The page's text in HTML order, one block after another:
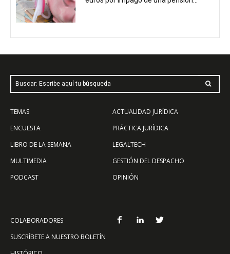
Buscar: Escribe aquí tu búsqueda
TEMAS
ENCUESTA
LIBRO DE LA SEMANA
MULTIMEDIA
PODCAST
ACTUALIDAD JURÍDICA
PRÁCTICA JURÍDICA
LEGALTECH
GESTIÓN DEL DESPACHO
OPINIÓN
COLABORADORES
SUSCRÍBETE A NUESTRO BOLETÍN